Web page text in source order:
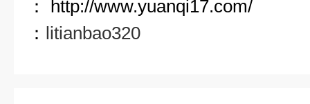
： http://www.yuanqi17.com/
： litianbao320